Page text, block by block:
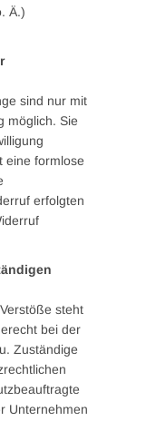
Ä.)
sind nur mit
möglich. Sie
eine formlose
erfolgten
steht
bei der
Zuständige
Unternehmen